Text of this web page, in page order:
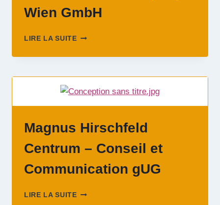
Wien GmbH
LIRE LA SUITE25HOURS
COMPANY
GMBH
Magnus Hirschfeld
Centrum – Conseil et
Communication gUG
LIRE LA SUITEMAGNUS